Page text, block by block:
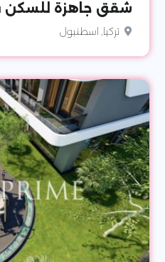
شقق جاهزة للسكن
تركيا, اسطنبول